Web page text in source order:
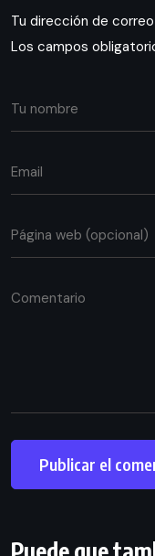
Tu dirección de
Los campos